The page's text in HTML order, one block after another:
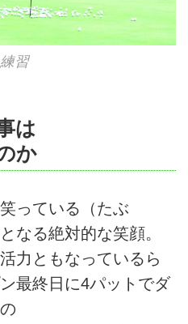
習
は
か
っている（たぶ
なる絶対的な笑顔。
力ともなっているら
最終日に4パットでダ